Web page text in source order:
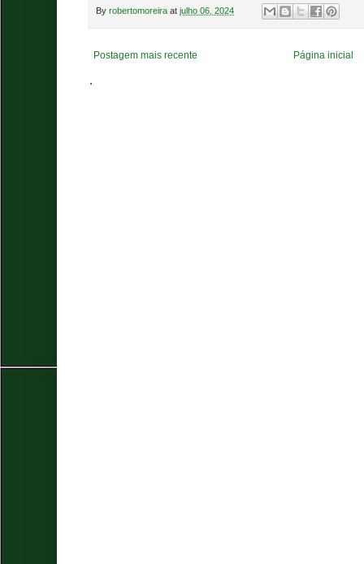
By robertomoreira at julho 06, 2024
Postagem mais recente Página inicial
.